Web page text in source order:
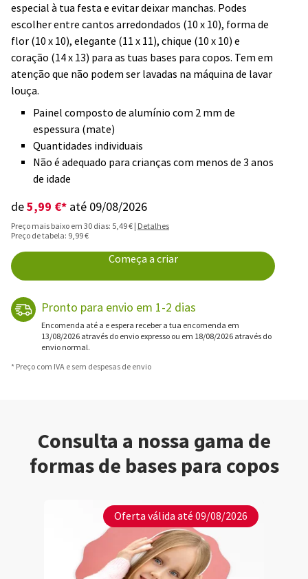
especial à tua festa e evitar deixar manchas. Podes
escolher entre cantos arredondados (10 x 10), forma de
flor (10 x 10), elegante (11 x 11), chique (10 x 10) e
coração (14 x 13) para as tuas bases para copos. Tem em
atenção que não podem ser lavadas na máquina de lavar
louça.
Painel composto de alumínio com 2 mm de
espessura (mate)
Quantidades individuais
Não é adequado para crianças com menos de 3 anos
de idade
de5,99 €* até 09/08/2026
Preço mais baixo em 30 dias: 5,49 € | Detalhes
Preço de tabela: 9,99 €
Começa a criar
Pronto para envio em 1-2 dias
Encomenda até a e espera receber a tua encomenda em
13/08/2026 através do envio expresso ou em 18/08/2026 através do
envio normal.
* Preço com IVA e sem despesas de envio
Consulta a nossa gama de
formas de bases para copos
Oferta válida até 09/08/2026